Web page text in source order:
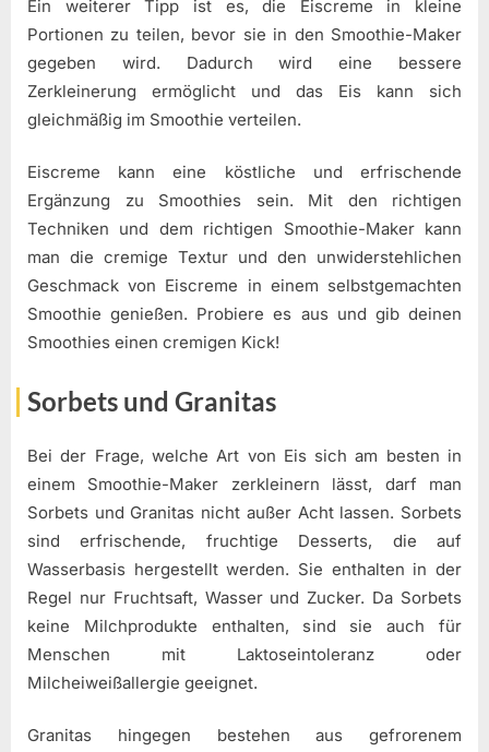
Ein weiterer Tipp ist es, die Eiscreme in kleine
Portionen zu teilen, bevor sie in den Smoothie-Maker
gegeben wird. Dadurch wird eine bessere
Zerkleinerung ermöglicht und das Eis kann sich
gleichmäßig im Smoothie verteilen.
Eiscreme kann eine köstliche und erfrischende
Ergänzung zu Smoothies sein. Mit den richtigen
Techniken und dem richtigen Smoothie-Maker kann
man die cremige Textur und den unwiderstehlichen
Geschmack von Eiscreme in einem selbstgemachten
Smoothie genießen. Probiere es aus und gib deinen
Smoothies einen cremigen Kick!
Sorbets und Granitas
Bei der Frage, welche Art von Eis sich am besten in
einem Smoothie-Maker zerkleinern lässt, darf man
Sorbets und Granitas nicht außer Acht lassen. Sorbets
sind erfrischende, fruchtige Desserts, die auf
Wasserbasis hergestellt werden. Sie enthalten in der
Regel nur Fruchtsaft, Wasser und Zucker. Da Sorbets
keine Milchprodukte enthalten, sind sie auch für
Menschen mit Laktoseintoleranz oder
Milcheiweißallergie geeignet.
Granitas hingegen bestehen aus gefrorenem